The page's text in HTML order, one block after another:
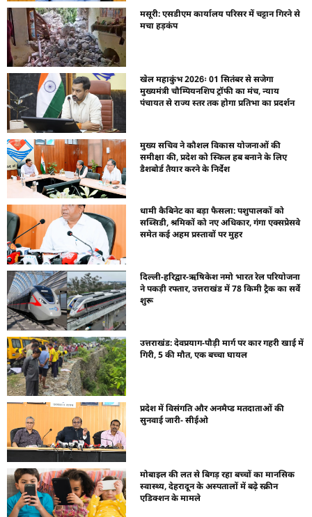
मसूरी: एसडीएम कार्यालय परिसर में चट्टान गिरने से
मचा हड़कंप
खेल महाकुंभ 2026ः 01 सितंबर से सजेगा
मुख्यमंत्री चौम्पियनशिप ट्रॉफी का मंच, न्याय
पंचायत से राज्य स्तर तक होगा प्रतिभा का प्रदर्शन
मुख्य सचिव ने कौशल विकास योजनाओं की
समीक्षा की, प्रदेश को स्किल हब बनाने के लिए
डैशबोर्ड तैयार करने के निर्देश
धामी कैबिनेट का बड़ा फैसला: पशुपालकों को
सब्सिडी, श्रमिकों को नए अधिकार, गंगा एक्सप्रेसवे
समेत कई अहम प्रस्तावों पर मुहर
दिल्ली-हरिद्वार-ऋषिकेश नमो भारत रेल परियोजना
ने पकड़ी रफ्तार, उत्तराखंड में 78 किमी ट्रैक का सर्वे
शुरू
उत्तराखंड: देवप्रयाग-पौड़ी मार्ग पर कार गहरी खाई में
गिरी, 5 की मौत, एक बच्चा घायल
प्रदेश में विसंगति और अनमैप्ड मतदाताओं की
सुनवाई जारी- सीईओ
मोबाइल की लत से बिगड़ रहा बच्चों का मानसिक
स्वास्थ्य, देहरादून के अस्पतालों में बढ़े स्क्रीन
एडिक्शन के मामले